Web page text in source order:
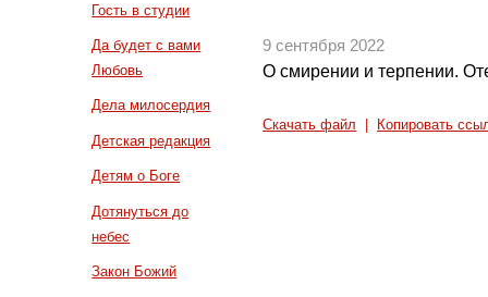
Гость в студии
Да будет с вами
Любовь
Дела милосердия
Детская редакция
Детям о Боге
Дотянуться до
небес
Закон Божий
9 сентября 2022
О смирении и терпении.
Скачать файл Копировать